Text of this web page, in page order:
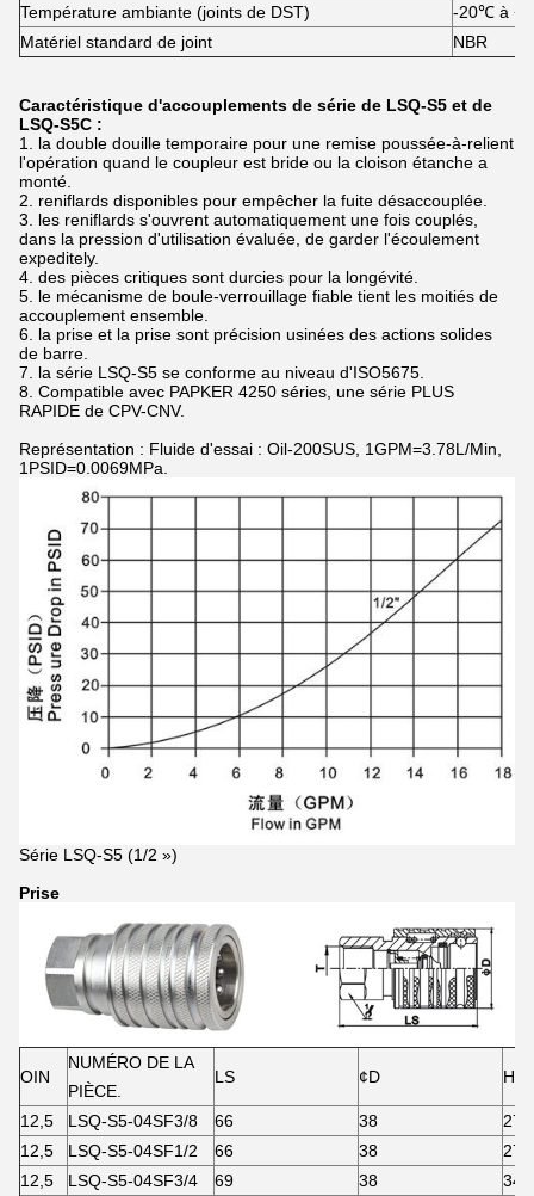
Température ambiante (joints de DST)
-20℃ à
Matériel standard de joint
NBR
Caractéristique d'accouplements de série de LSQ-S5 et de
LSQ-S5C :
1. la double douille temporaire pour une remise poussée-à-relient
l'opération quand le coupleur est bride ou la cloison étanche a
monté.
2. reniflards disponibles pour empêcher la fuite désaccouplée.
3. les reniflards s'ouvrent automatiquement une fois couplés,
dans la pression d'utilisation évaluée, de garder l'écoulement
expeditely.
4. des pièces critiques sont durcies pour la longévité.
5. le mécanisme de boule-verrouillage fiable tient les moitiés de
accouplement ensemble.
6. la prise et la prise sont précision usinées des actions solides
de barre.
7. la série LSQ-S5 se conforme au niveau d'ISO5675.
8. Compatible avec PAPKER 4250 séries, une série PLUS
RAPIDE de CPV-CNV.
Représentation : Fluide d'essai : Oil-200SUS, 1GPM=3.78L/Min,
1PSID=0.0069MPa.
Série LSQ-S5 (1/2 »)
Prise
OIN
NUMÉRO DE LA
PIÈCE.
LS ¢D
12,5 LSQ-S5-04SF3/8 66 38
27
12,5
LSQ-S5-04SF1/2 66 38
27
12,5
LSQ-S5-04SF3/4 69 38 34